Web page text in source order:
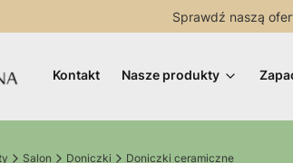
Sprawdź naszą
Kontakt Nasze produkty
Salon Doniczki Doniczki ceramiczne